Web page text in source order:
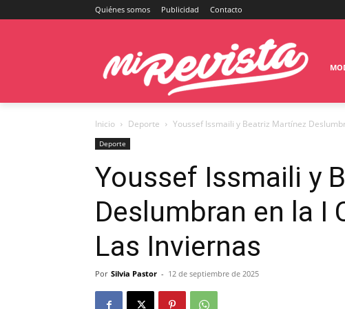
Quiénes somos Publicidad Contacto
Inicio Deporte Youssef Issmaili y Beatriz Martínez
Deporte
Youssef Issmaili y
Deslumbran en la I
Las Inviernas
Por Silvia Pastor - 12 de septiembre de 2025